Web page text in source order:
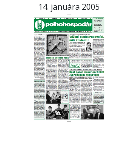
14. januára 2005